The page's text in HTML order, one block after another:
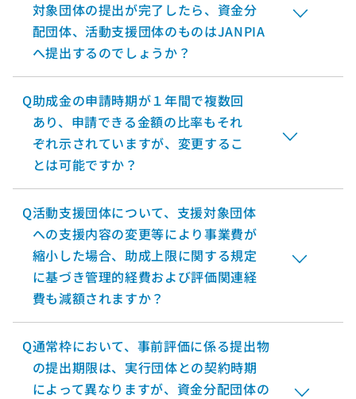
対象団体の提出が完了したら、資金分
配団体、活動支援団体のものはJANPIA
へ提出するのでしょうか？
Q助成金の申請時期が１年間で複数回
あり、申請できる金額の比率もそれ
ぞれ示されていますが、変更するこ
とは可能ですか？
Q活動支援団体について、支援対象団体
への支援内容の変更等により事業費が
縮小した場合、助成上限に関する規定
に基づき管理的経費および評価関連経
費も減額されますか？
Q通常枠において、事前評価に係る提出物
の提出期限は、実行団体との契約時期
によって異なりますが、資金分配団体の